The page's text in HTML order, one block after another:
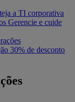
a TI corporativa
Gerencie e cuide
30% de desconto